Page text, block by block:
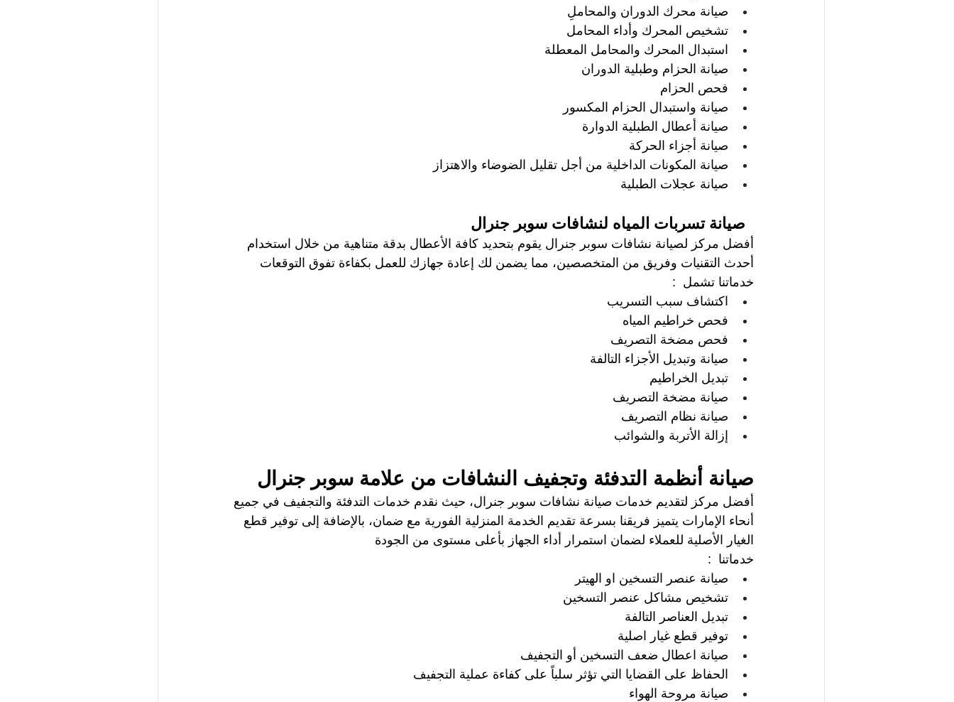
صيانة محرك الدوران والمحاملِ
تشخيص المحرك وأداء المحامل
استبدال المحرك والمحامل المعطلة
صيانة الحزام وطبلية الدوران
فحص الحزام
صيانة واستبدال الحزام المكسور
صيانة أعطال الطبلية الدوارة
صيانة أجزاء الحركة
صيانة المكونات الداخلية من أجل تقليل الضوضاء والاهتزاز
صيانة عجلات الطبلية
صيانة تسربات المياه لنشافات سوبر جنرال
أفضل مركز لصيانة نشافات سوبر جنرال يقوم بتحديد كافة الأعطال بدقة متناهية من خلال استخدام
أحدث التقنيات وفريق من المتخصصين، مما يضمن لك إعادة جهازك للعمل بكفاءة تفوق التوقعات
خدماتنا تشمل  :
اكتشاف سبب التسريب
فحص خراطيم المياه
فحص مضخة التصريف
صيانة وتبديل الأجزاء التالفة
تبديل الخراطيم
صيانة مضخة التصريف
صيانة نظام التصريف
إزالة الأتربة والشوائب
صيانة أنظمة التدفئة وتجفيف النشافات من علامة سوبر جنرال
أفضل مركز لتقديم خدمات صيانة نشافات سوبر جنرال، حيث نقدم خدمات التدفئة والتجفيف في جميع
أنحاء الإمارات يتميز فريقنا بسرعة تقديم الخدمة المنزلية الفورية مع ضمان، بالإضافة إلى توفير قطع
الغيار الأصلية للعملاء لضمان استمرار أداء الجهاز بأعلى مستوى من الجودة
خدماتنا  :
صيانة عنصر التسخين او الهيتر
تشخيص مشاكل عنصر التسخين
تبديل العناصر التالفة
توفير قطع غيار اصلية
صيانة اعطال ضعف التسخين أو التجفيف
الحفاظ على القضايا التي تؤثر سلباً على كفاءة عملية التجفيف
صيانة مروحة الهواء